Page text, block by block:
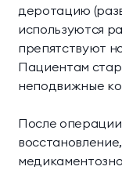
деротацию
используются
препятствуют
Пациентам
неподвижные
После